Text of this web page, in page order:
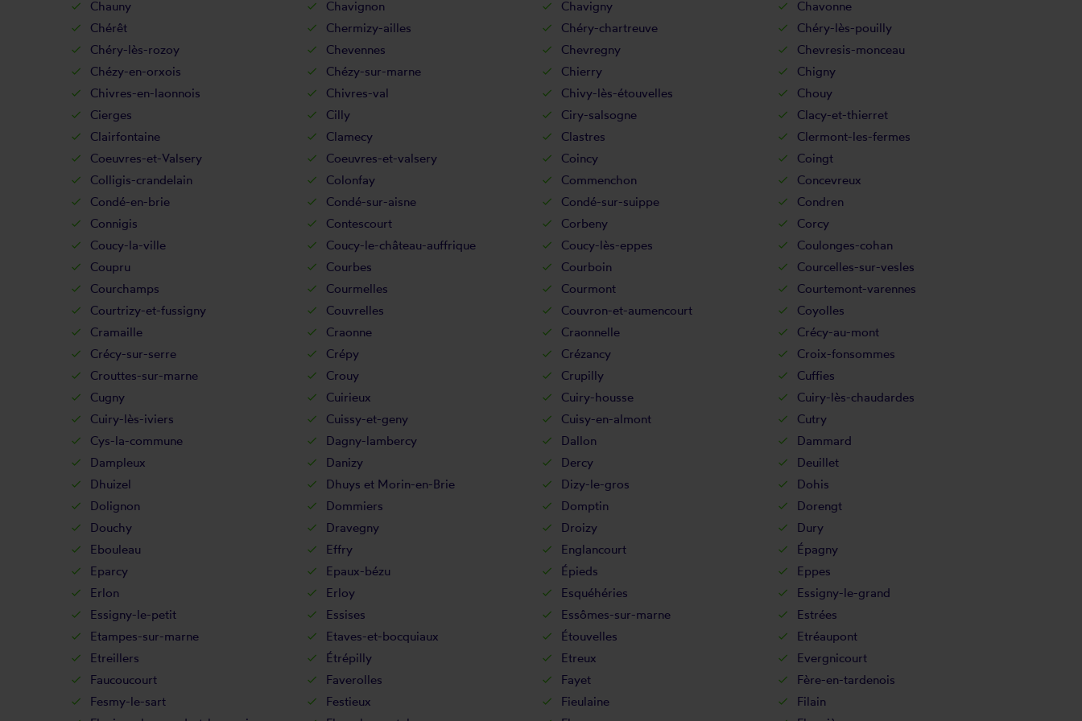
Chauny
Chavignon Chavigny
Chavonne
Chérêt
Chermizy-ailles Chéry-chartreuve
Chéry-lès-pouilly
Chéry-lès-rozoy
Chevennes Chevregny
Chevresis-monceau
Chézy-en-orxois
Chézy-sur-marne Chierry
Chigny
Chivres-en-laonnois
Chivres-val Chivy-lès-étouvelles
Chouy
Cierges
Cilly Ciry-salsogne
Clacy-et-thierret
Clairfontaine
Clamecy Clastres
Clermont-les-fermes
Coeuvres-et-Valsery
Coeuvres-et-valsery Coincy
Coingt
Colligis-crandelain
Colonfay Commenchon
Concevreux
Condé-en-brie
Condé-sur-aisne Condé-sur-suippe
Condren
Connigis
Contescourt Corbeny
Corcy
Coucy-la-ville
Coucy-le-château-auffrique Coucy-lès-eppes
Coulonges-cohan
Coupru
Courbes Courboin
Courcelles-sur-vesles
Courchamps
Courmelles Courmont
Courtemont-varennes
Courtrizy-et-fussigny
Couvrelles Couvron-et-aumencourt
Coyolles
Cramaille
Craonne Craonnelle
Crécy-au-mont
Crécy-sur-serre
Crépy Crézancy
Croix-fonsommes
Crouttes-sur-marne
Crouy Crupilly
Cuffies
Cugny
Cuirieux Cuiry-housse
Cuiry-lès-chaudardes
Cuiry-lès-iviers
Cuissy-et-geny Cuisy-en-almont
Cutry
Cys-la-commune
Dagny-lambercy Dallon
Dammard
Dampleux
Danizy Dercy
Deuillet
Dhuizel
Dhuys et Morin-en-Brie Dizy-le-gros
Dohis
Dolignon
Dommiers Domptin
Dorengt
Douchy
Dravegny Droizy
Dury
Ebouleau
Effry Englancourt
Épagny
Eparcy
Epaux-bézu Épieds
Eppes
Erlon
Erloy Esquéhéries
Essigny-le-grand
Essigny-le-petit
Essises Essômes-sur-marne
Estrées
Etampes-sur-marne
Etaves-et-bocquiaux Étouvelles
Etréaupont
Etreillers
Étrépilly Etreux
Evergnicourt
Faucoucourt
Faverolles Fayet
Fère-en-tardenois
Fesmy-le-sart
Festieux Fieulaine
Filain